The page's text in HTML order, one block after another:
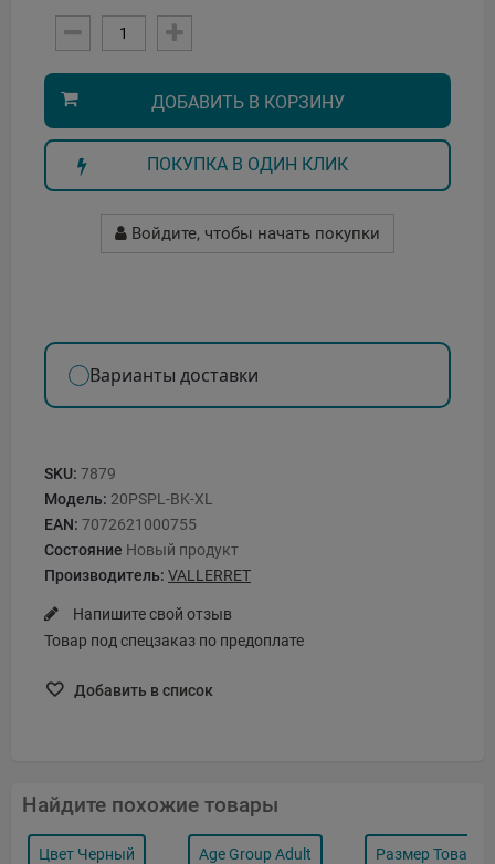
ДОБАВИТЬ В КОРЗИНУ
ПОКУПКА В ОДИН КЛИК
Войдите, чтобы начать покупки
Варианты доставки
SKU: 7879
Модель: 20PSPL-BK-XL
EAN: 7072621000755
Состояние Новый продукт
Производитель: VALLERRET
Напишите свой отзыв
Товар под спецзаказ по предоплате
Добавить в список
Найдите похожие товары
Цвет Черный Age Group Adult Размер Товара